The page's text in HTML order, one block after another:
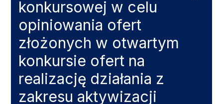
konkursowej w celu
opiniowania ofert
złożonych w otwartym
konkursie ofert na
realizację działania z
zakresu aktywizacji